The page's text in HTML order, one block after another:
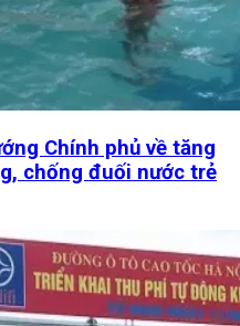
Chính phủ về tăng
chống đuối nước trẻ